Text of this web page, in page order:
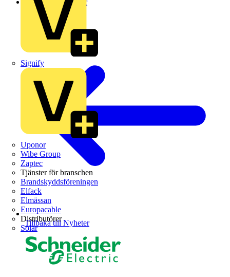
Signify
Uponor
Wibe Group
Zaptec
Tjänster för branschen
Brandskyddsföreningen
Elfack
Elmässan
Europacable
Distributörer
Solar
Tillbaka till Nyheter